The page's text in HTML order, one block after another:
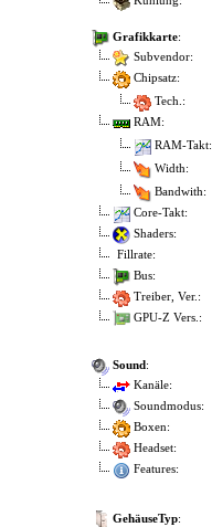
Grafikkarte:
Subvendor:
Chipsatz:
Tech.:
RAM:
RAM-Takt:
Width:
Bandwith:
Core-Takt:
Shaders:
Fillrate:
Bus:
Treiber, Ver.:
GPU-Z Vers.:
Sound:
Kanäle:
Soundmodus:
Boxen:
Headset:
Features:
GehäuseTyp: